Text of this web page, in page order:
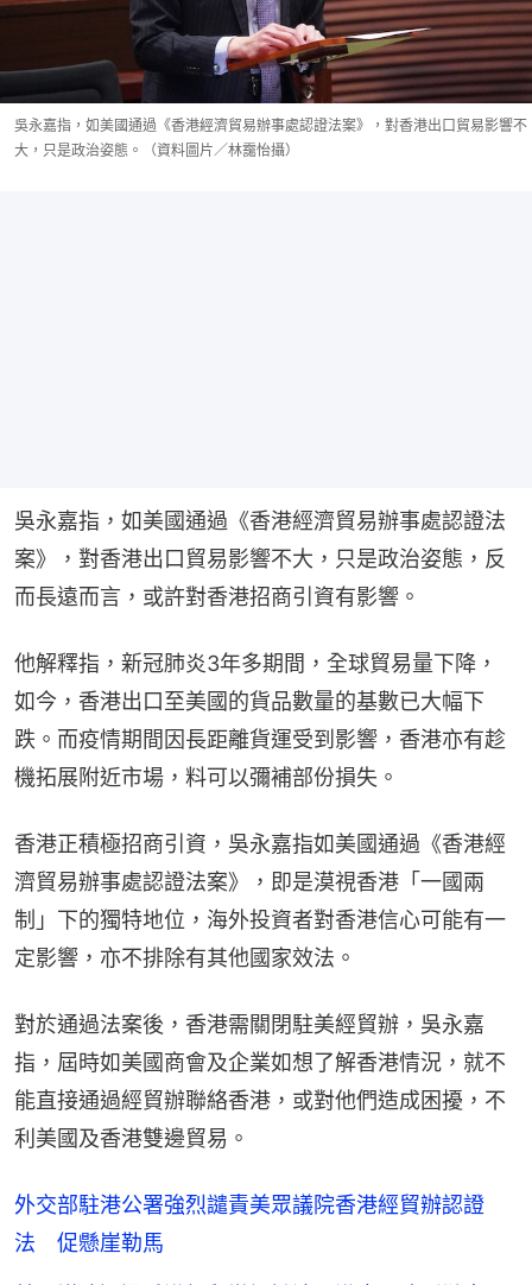
吳永嘉指，如美國通過《香港經濟貿易辦事處認證法案》，對香港出口貿易影響不
大，只是政治姿態。（資料圖片／林靄怡攝）
吳永嘉指，如美國通過《香港經濟貿易辦事處認證法
案》，對香港出口貿易影響不大，只是政治姿態，反
而長遠而言，或許對香港招商引資有影響。
他解釋指，新冠肺炎3年多期間，全球貿易量下降，
如今，香港出口至美國的貨品數量的基數已大幅下
跌。而疫情期間因長距離貨運受到影響，香港亦有趁
機拓展附近市場，料可以彌補部份損失。
香港正積極招商引資，吳永嘉指如美國通過《香港經
濟貿易辦事處認證法案》，即是漠視香港「一國兩
制」下的獨特地位，海外投資者對香港信心可能有一
定影響，亦不排除有其他國家效法。
對於通過法案後，香港需關閉駐美經貿辦，吳永嘉
指，屆時如美國商會及企業如想了解香港情況，就不
能直接通過經貿辦聯絡香港，或對他們造成困擾，不
利美國及香港雙邊貿易。
外交部駐港公署強烈譴責美眾議院香港經貿辦認證
法 促懸崖勒馬